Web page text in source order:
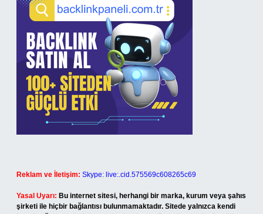
Reklam ve İletişim: Skype: live:.cid.575569c608265c69
Yasal Uyarı: Bu internet sitesi, herhangi bir marka, kurum veya şahıs
şirketi ile hiçbir bağlantısı bulunmamaktadır. Sitede yalnızca kendi